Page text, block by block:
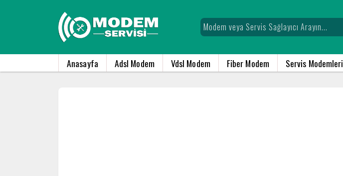
Anasayfa Adsl Modem Vdsl Modem Fiber Modem Servis Modemleri